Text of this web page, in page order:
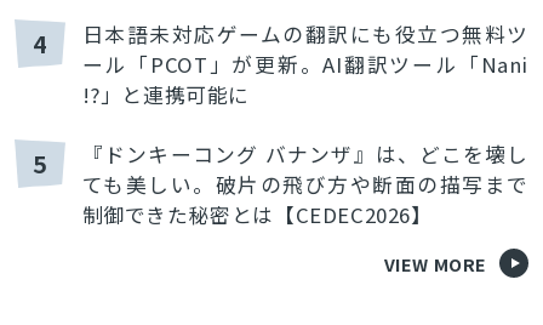
4
日本語未対応ゲームの翻訳にも役立つ無料ツ
ール「PCOT」が更新。AI翻訳ツール「Nani
!?」と連携可能に
5
『ドンキーコング バナンザ』は、どこを壊し
ても美しい。破片の飛び方や断面の描写まで
制御できた秘密とは【CEDEC2026】
VIEW MORE